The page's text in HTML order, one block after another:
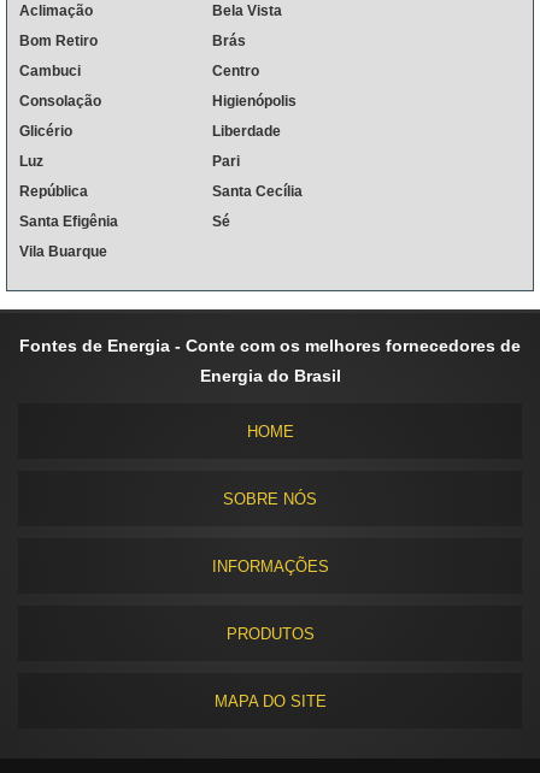
Aclimação
Bela Vista
Bom Retiro
Brás
Cambuci
Centro
Consolação
Higienópolis
Glicério
Liberdade
Luz
Pari
República
Santa Cecília
Santa Efigênia
Sé
Vila Buarque
Fontes de Energia - Conte com os melhores fornecedores de
Energia do Brasil
HOME
SOBRE NÓS
INFORMAÇÕES
PRODUTOS
MAPA DO SITE